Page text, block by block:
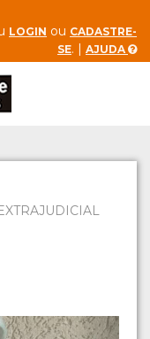
LOGIN ou CADASTRE-
SE. | AJUDA
Next